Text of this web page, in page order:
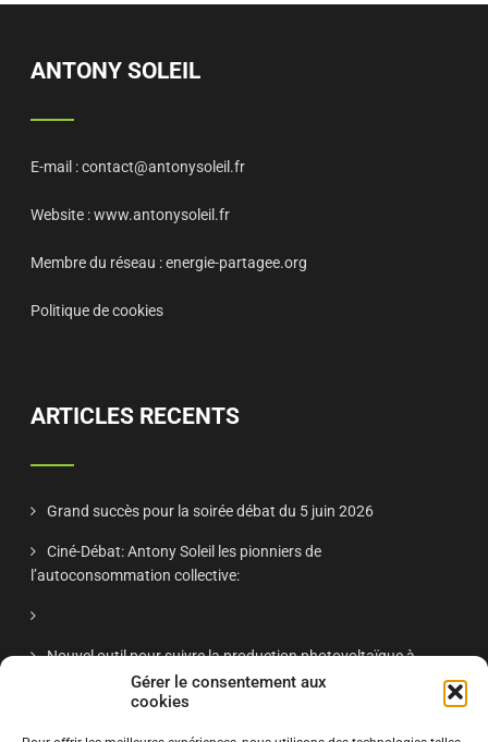
Gérer le consentement aux
cookies
ANTONY SOLEIL
E-mail :contact@antonysoleil.fr
Website :www.antonysoleil.fr
Membre du réseau :energie-partagee.org
Politique de cookies
ARTICLES RECENTS
Grand succès pour la soirée débat du 5 juin 2026
Ciné-Débat: Antony Soleil les pionniers de
l’autoconsommation collective:
Nouvel outil pour suivre la production photovoltaïque à